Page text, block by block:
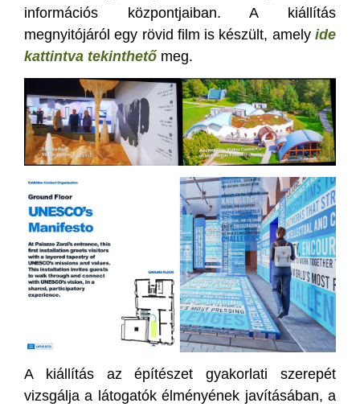
információs központjaiban. A kiállítás
megnyitójáról egy rövid film is készült, amely ide
kattintva tekinthetőmeg.
A kiállítás az építészet gyakorlati szerepét
vizsgálja a látogatók élményének javításában, a